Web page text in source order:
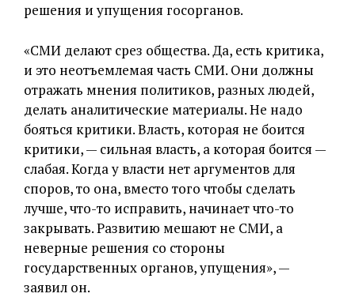
решения и упущения госорганов.
«СМИ делают срез общества. Да, есть критика,
и это неотъемлемая часть СМИ. Они должны
отражать мнения политиков, разных людей,
делать аналитические материалы. Не надо
бояться критики. Власть, которая не боится
критики, — сильная власть, а которая боится —
слабая. Когда у власти нет аргументов для
споров, то она, вместо того чтобы сделать
лучше, что-то исправить, начинает что-то
закрывать. Развитию мешают не СМИ, а
неверные решения со стороны
государственных органов, упущения», —
заявил он.